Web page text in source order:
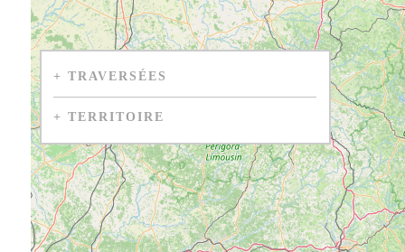
+ TRAVERSÉES
+ TERRITOIRE